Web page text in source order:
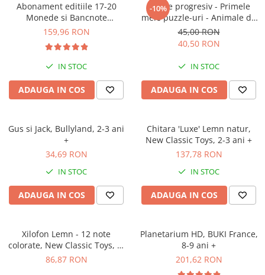
Abonament editiile 17-20
Monede si Bancnote
Autentice din toata lumea
159,96 RON
IN STOC
ADAUGA IN COS
-10%
Puzzle progresiv - Primele
mele puzzle-uri - Animale de
fermă, 21 piese, 2 ani+, Apli
Kids
45,00 RON
40,50 RON
IN STOC
ADAUGA IN COS
Gus si Jack, Bullyland, 2-3 ani
+
34,69 RON
IN STOC
ADAUGA IN COS
Chitara 'Luxe' Lemn natur,
New Classic Toys, 2-3 ani +
137,78 RON
IN STOC
ADAUGA IN COS
Xilofon Lemn - 12 note
colorate, New Classic Toys, 1-
2 ani +
86,87 RON
Planetarium HD, BUKI France,
8-9 ani +
201,62 RON